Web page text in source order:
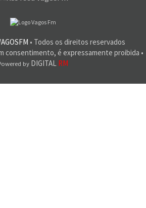
• Todos os direitos reservados
consentimento, é expressamente proibida •
byDIGITAL RM